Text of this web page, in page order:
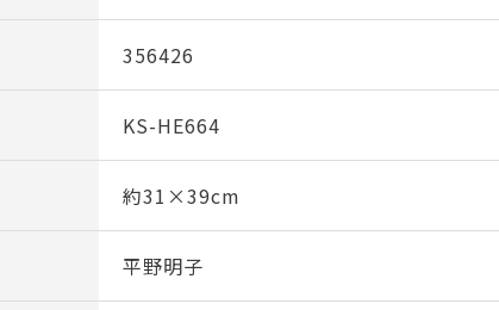
356426
KS-HE664
約31×39cm
平野明子